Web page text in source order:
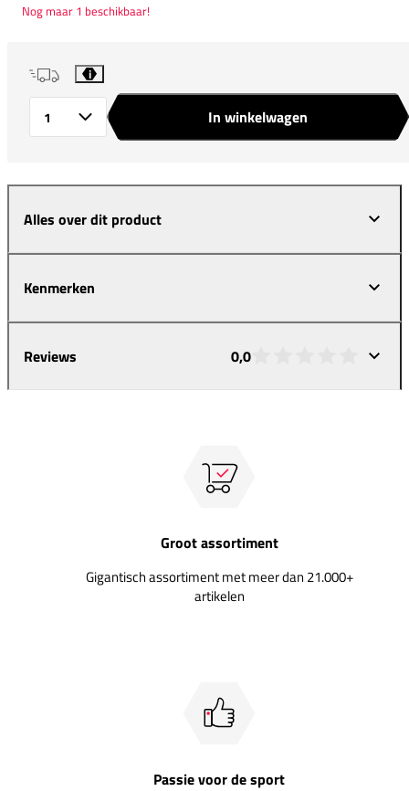
Nog maar 1 beschikbaar!
i
In winkelwagen
Alles over dit product
Kenmerken
Reviews 0,0
Groot assortiment
Gigantisch assortiment met meer dan 21.000+
artikelen
Passie voor de sport